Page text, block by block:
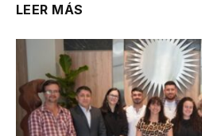
LEER MÁS